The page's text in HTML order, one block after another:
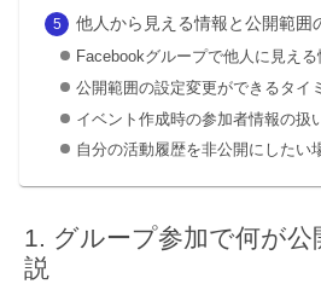
他人から見える情報と公開範囲
Facebookグループで他人に見える
公開範囲の設定変更ができるタイ
イベント作成時の参加者情報の扱
自分の活動履歴を非公開にしたい
グループ参加で何が
説